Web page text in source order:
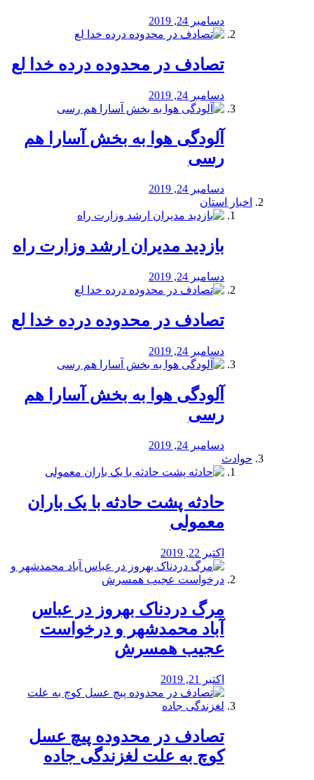
دسامبر 24, 2019
تصادف در محدوده درده خدا لع
دسامبر 24, 2019
آلودگی هوا به بخش آسارا هم
رسی
دسامبر 24, 2019
اخبار استان
بازدید مدیران ارشد وزارت راه
دسامبر 24, 2019
تصادف در محدوده درده خدا لع
دسامبر 24, 2019
آلودگی هوا به بخش آسارا هم
رسی
دسامبر 24, 2019
حوادث
️حادثه پشت حادثه با یک باران
معمولی
اکتبر 22, 2019
مرگ دردناک بهروز در عباس
آباد محمدشهر و درخواست
عجیب همسرش
اکتبر 21, 2019
تصادف در محدوده پیچ عسل
کوچ به علت لغزندگی جاده